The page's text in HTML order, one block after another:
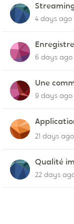
4 days ago
6 days ago
Une
9 days ago
21 days ago
Qualité
22 days